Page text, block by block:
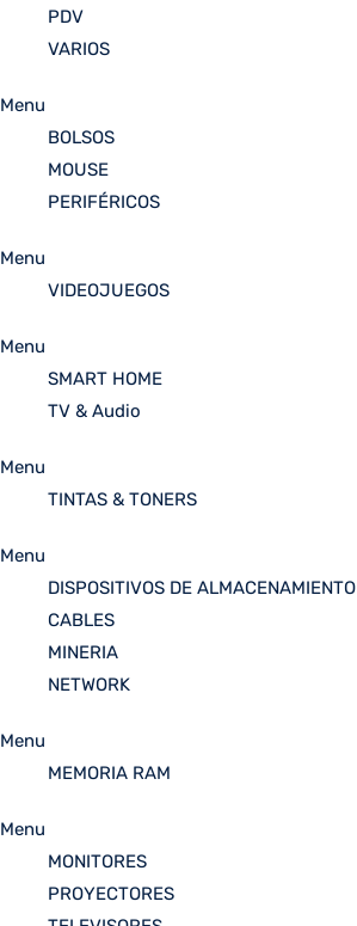
PDV
VARIOS
Menu
BOLSOS
MOUSE
PERIFÉRICOS
Menu
VIDEOJUEGOS
Menu
SMART HOME
TV & Audio
Menu
TINTAS & TONERS
Menu
DISPOSITIVOS DE ALMACENAMIENTO
CABLES
MINERIA
NETWORK
Menu
MEMORIA RAM
Menu
MONITORES
PROYECTORES